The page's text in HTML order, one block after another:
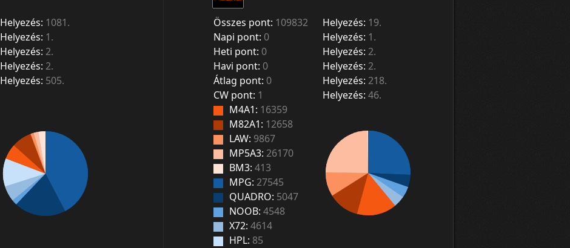
Helyezés: 1081.
Helyezés: 1.
Helyezés: 2.
Helyezés: 2.
Helyezés: 505.
Összes pont: 109832 Helyezés: 19.
Napi pont: 0 Helyezés: 1.
Heti pont: 0 Helyezés: 2.
Havi pont: 0 Helyezés: 2.
Átlag pont: 0 Helyezés: 218.
CW pont: 1 Helyezés: 46.
M4A1: 16359
M82A1: 12658
LAW: 9867
MP5A3: 26170
BM3: 413
MPG: 27545
QUADRO: 5047
NOOB: 4548
X72: 4614
HPL: 85